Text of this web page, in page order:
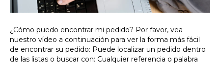
¿Cómo puedo encontrar mi pedido? Por favor, vea
nuestro vídeo a continuación para ver la forma más fácil
de encontrar su pedido: Puede localizar un pedido dentro
de las listas o buscar con: Cualquier referencia o palabra